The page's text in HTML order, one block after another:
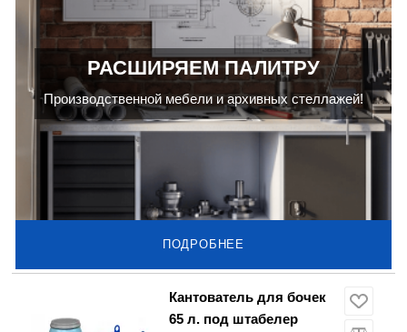
РАСШИРЯЕМ ПАЛИТРУ
Производственной мебели и архивных стеллажей!
ПОДРОБНЕЕ
Кантователь для бочек
65 л. под штабелер